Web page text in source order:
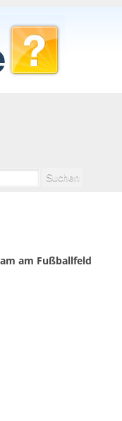
am Fußballfeld